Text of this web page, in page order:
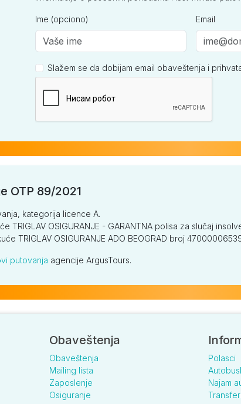
Ime (opciono) Email
Slažem se da dobijam email obaveštenja i
OTP 89/2021
kategorija licence A.
TRIGLAV OSIGURANJE - GARANTNA polisa za slučaj
TRIGLAV OSIGURANJE ADO BEOGRAD broj
putovanja agencije ArgusTours.
Obaveštenja
Obaveštenja
Mailing lista
Zaposlenje
Osiguranje
Polasci
Najam